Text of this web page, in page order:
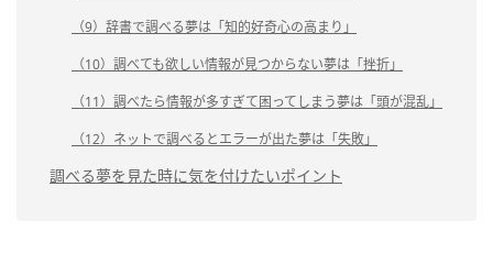
（9）辞書で調べる夢は「知的好奇心の高まり」
（10）調べても欲しい情報が見つからない夢は「挫折」
（11）調べたら情報が多すぎて困ってしまう夢は「頭が混乱」
（12）ネットで調べるとエラーが出た夢は「失敗」
調べる夢を見た時に気を付けたいポイント